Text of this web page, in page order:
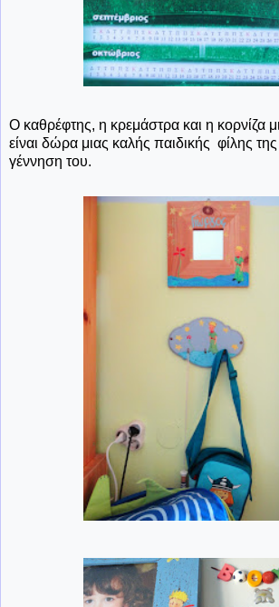
Ο καθρέφτης, η κρεμάστρα και η κορνίζα
είναι δώρα μιας καλής παιδικής φίλης
γέννηση του.